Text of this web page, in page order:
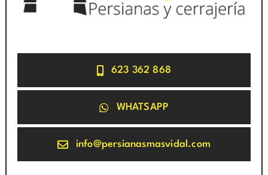
623 362 868
WHATSAPP
info@persianasmasvidal.com